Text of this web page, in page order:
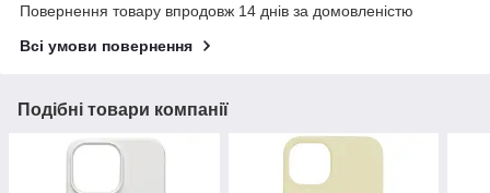
Повернення товару впродовж 14 днів за домовленістю
Всі умови повернення
Подібні товари компанії